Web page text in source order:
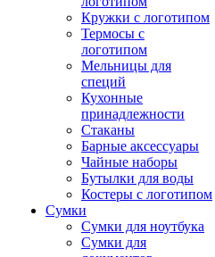
Кружки с логотипом
Термосы с
логотипом
Мельницы для
специй
Кухонные
принадлежности
Стаканы
Барные аксессуары
Чайные наборы
Бутылки для воды
Костеры с логотипом
Сумки
Сумки для ноутбука
Сумки для